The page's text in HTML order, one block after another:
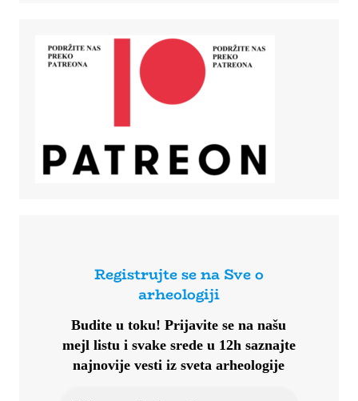
Registrujte se na Sve o
arheologiji
Budite u toku!Prijavite se na našu
mejl listu i svake srede u 12h saznajte
najnovije vesti iz sveta arheologije